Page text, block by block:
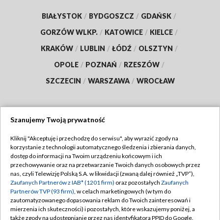
BIAŁYSTOK / BYDGOSZCZ / GDAŃSK /
GORZÓW WLKP. / KATOWICE / KIELCE /
KRAKÓW / LUBLIN / ŁÓDŹ / OLSZTYN /
OPOLE / POZNAŃ / RZESZÓW /
SZCZECIN / WARSZAWA / WROCŁAW
TVP
Abonament TVP
Emisja w TVP
Centrum informacji TVP
Naziemna Telewizja Cyfrowa
Regulamin TVP
Polityka prywatności
Moje zgody
Pomoc
Szanujemy Twoją prywatność
Kliknij "Akceptuję i przechodzę do serwisu", aby wyrazić zgody na
korzystanie z technologii automatycznego śledzenia i zbierania danych,
dostęp do informacji na Twoim urządzeniu końcowym i ich
przechowywanie oraz na przetwarzanie Twoich danych osobowych przez
nas, czyli Telewizję Polską S.A. w likwidacji (zwaną dalej również „TVP”),
Zaufanych Partnerów z IAB* (1201 firm) oraz pozostałych Zaufanych
Partnerów TVP (93 firm), w celach marketingowych (w tym do
zautomatyzowanego dopasowania reklam do Twoich zainteresowań i
mierzenia ich skuteczności) i pozostałych, które wskazujemy poniżej, a
także zgody na udostępnianie przez nas identyfikatora PPID do Google.